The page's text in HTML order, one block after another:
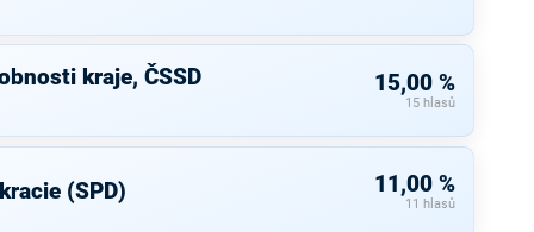
kraje, ČSSD 15,00 %
15 hlasů
(SPD) 11,00 %
11 hlasů